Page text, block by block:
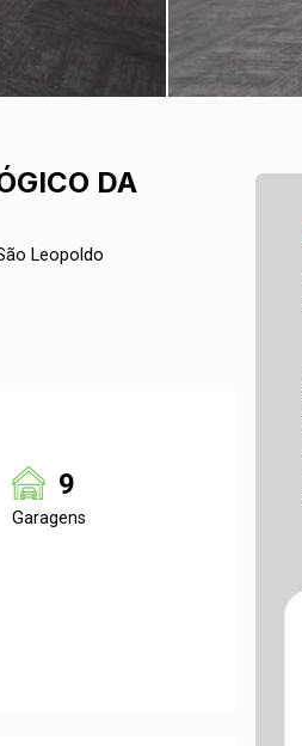
DA
Leopoldo
9
Garagens